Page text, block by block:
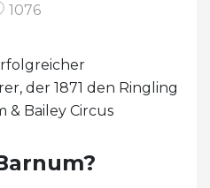
1076
der 1871 den Ringling
& Bailey Circus